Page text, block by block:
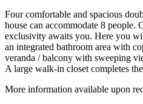
Four comfortable and spacious
house can accommodate 8 people.
exclusivity awaits you. Here you
an integrated bathroom area with
veranda / balcony with sweeping
A large walk-in closet completes
More information available upon